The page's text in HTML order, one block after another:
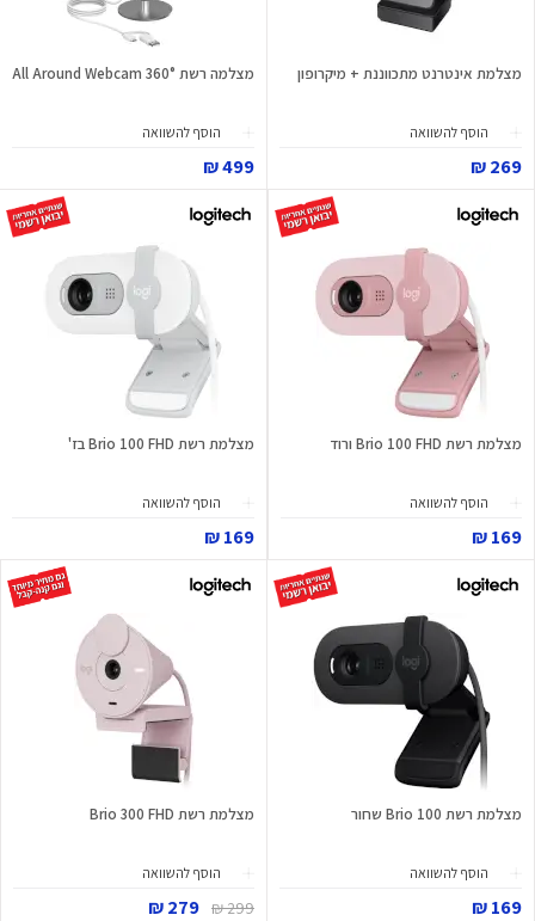
מצלמת אינטרנט מתכווננת + מיקרופון
הוסף להשוואה
269 ₪
מצלמה רשת 360° All Around Webcam
הוסף להשוואה
499 ₪
מצלמת רשת Brio 100 FHD ורוד
הוסף להשוואה
169 ₪
מצלמת רשת Brio 100 FHD בז'
הוסף להשוואה
169 ₪
מצלמת רשת Brio 100 שחור
הוסף להשוואה
169 ₪
מצלמת רשת Brio 300 FHD
הוסף להשוואה
299 ₪
279 ₪